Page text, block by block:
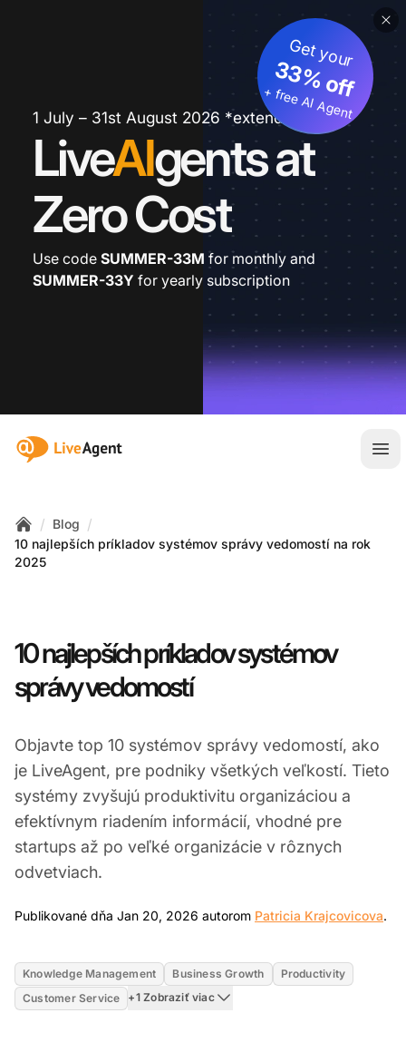
1 July – 31st August 2026 *extended
LiveAIgents at
Zero Cost
Get your
33% off
+ free AI Agent
Use code SUMMER-33M for monthly and
SUMMER-33Y for yearly subscription
:site.title
Home
/ Blog /
10 najlepších príkladov systémov správy vedomostí na rok
2025
10 najlepších príkladov systémov
správy vedomostí
Objavte top 10 systémov správy vedomostí, ako
je LiveAgent, pre podniky všetkých veľkostí. Tieto
systémy zvyšujú produktivitu organizáciou a
efektívnym riadením informácií, vhodné pre
startups až po veľké organizácie v rôznych
odvetviach.
Publikované dňa Jan 20, 2026 autorom Patricia Krajcovicova.
Knowledge Management Business Growth
Productivity
Customer Service
+1 Zobraziť viac